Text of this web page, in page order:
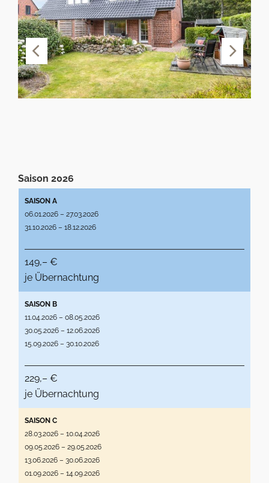
Saison 2026
SAISON A
06.01.2026 – 27.03.2026
31.10.2026 – 18.12.2026
149,– €
je Übernachtung
SAISON B
11.04.2026 – 08.05.2026
30.05.2026 – 12.06.2026
15.09.2026 – 30.10.2026
229,– €
je Übernachtung
SAISON C
28.03.2026 – 10.04.2026
09.05.2026 – 29.05.2026
13.06.2026 – 30.06.2026
01.09.2026 – 14.09.2026